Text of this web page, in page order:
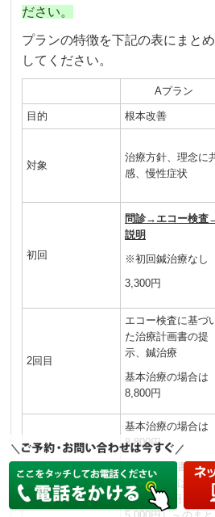
ださい。
プランの特徴を下記の表にまと
してください。
Aプラン
目的 根本改善
対象
治療方針、理念に
感、慢性症状
初回
問診→エコー検査
説明
※初回鍼治療なし
3,300円
2回目
エコー検査に基づ
た治療計画書の提
示、鍼治療
基本治療の場合は
8,800円
3回目以降
基本治療の場合は
8,800円
※治療計画書通り
進める場合は1回あ
たり6,600円（学生